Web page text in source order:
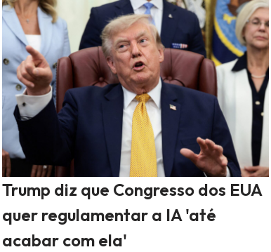
Trump diz que Congresso dos EUA
quer regulamentar a IA 'até
acabar com ela'